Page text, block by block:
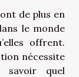
de plus en
le monde
offrent.
nécessite
savoir quel